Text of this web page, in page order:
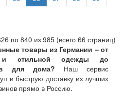
по 840 из 985 (всего 66 страниц)
товары из Германии – от
и стильной одежды до
для дома? Наш сервис
и быструю доставку из лучших
прямо в Россию.